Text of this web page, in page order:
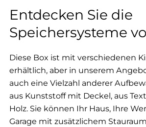
Entdecken Sie die
Speichersysteme
Diese Box ist mit verschiedenen
erhältlich, aber in unserem
auch eine Vielzahl anderer
aus Kunststoff mit Deckel, aus
Holz. Sie können Ihr Haus, Ihre
Garage mit zusätzlichem